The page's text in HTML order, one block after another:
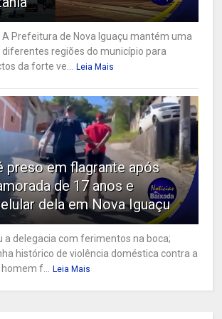
- A Prefeitura de Nova Iguaçu mantém uma
regiões do município para
da forte ve... Leia Mais
preso em flagrante após
de 17 anos e
dela em Nova Iguaçu
a delegacia com ferimentos na boca;
histórico de violência doméstica contra a
f... Leia Mais